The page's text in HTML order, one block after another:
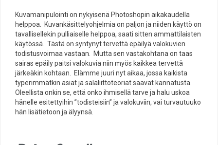
Kuvamanipulointi on nykyisenä Photoshopin aikakaudella
helppoa. Kuvankäsittelyohjelmia on paljon ja niiden käyttö on
tavallisellekin pulliaiselle helppoa, saati sitten ammattilaisten
käytössä. Tästä on syntynyt tervettä epäilyä valokuvien
todistusvoimaa vastaan. Mutta sen vastakohtana on taas
sairas epäily paitsi valokuvia niin myös kaikkea tervettä
järkeäkin kohtaan. Elämme juuri nyt aikaa, jossa kaikista
typerimmätkin asiat ja salaliittoteoriat saavat kannatusta.
Oleellista onkin se, että onko ihmisellä tarve ja halu uskoa
hänelle esitettyihin ”todisteisiin” ja valokuviin, vai turvautuuko
hän lisätietoon ja älyynsä.